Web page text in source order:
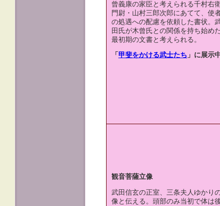
曾義康の家臣と考えられる千村右
門尉・山村三郎次郎にあてて、使
の処遇への配慮を依頼した書状。
田氏が木曾氏との関係を持ち始め
最初期の文書と考えられる。
「 甲斐をかける武士たち 」に展示
観音菩薩立像
武田信玄の正室、三条夫人ゆかり
像と伝える。頭部のみ当初で体は